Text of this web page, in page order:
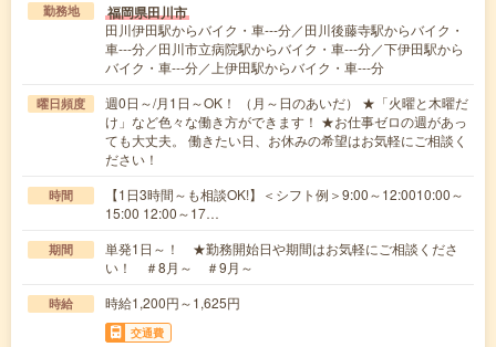
勤務地 福岡県田川市
田川伊田駅からバイク・車---分／田川後藤寺駅からバイク・
車---分／田川市立病院駅からバイク・車---分／下伊田駅から
バイク・車---分／上伊田駅からバイク・車---分
曜日頻度
週0日～/月1日～OK！ （月～日のあいだ） ★「火曜と木曜だ
け」など色々な働き方ができます！ ★お仕事ゼロの週があっ
ても大丈夫。 働きたい日、お休みの希望はお気軽にご相談く
ださい！
時間
【1日3時間～も相談OK!】＜シフト例＞9:00～12:0010:00～
15:00 12:00～17…
期間
単発1日～！ ★勤務開始日や期間はお気軽にご相談くださ
い！ ＃8月～ ＃9月～
時給 時給1,200円～1,625円
交通費